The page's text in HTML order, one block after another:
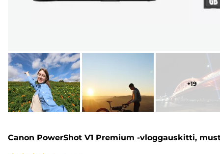
+19
Canon PowerShot V1 Premium -vloggauskitti,